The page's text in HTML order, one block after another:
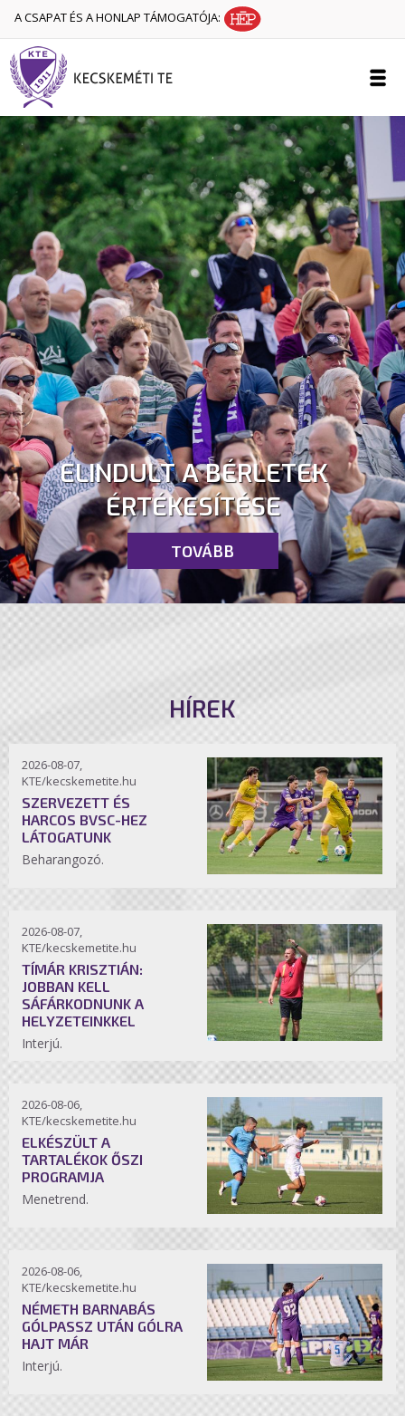
A CSAPAT ÉS A HONLAP TÁMOGATÓJA:
ELINDULT A BÉRLETEK
ÉRTÉKESÍTÉSE
TOVÁBB
HÍREK
2026-08-07,
KTE/kecskemetite.hu
SZERVEZETT ÉS
HARCOS BVSC-HEZ
LÁTOGATUNK
Beharangozó.
2026-08-07,
KTE/kecskemetite.hu
TÍMÁR KRISZTIÁN:
JOBBAN KELL
SÁFÁRKODNUNK A
HELYZETEINKKEL
Interjú.
2026-08-06,
KTE/kecskemetite.hu
ELKÉSZÜLT A
TARTALÉKOK ŐSZI
PROGRAMJA
Menetrend.
2026-08-06,
KTE/kecskemetite.hu
NÉMETH BARNABÁS
GÓLPASSZ UTÁN GÓLRA
HAJT MÁR
Interjú.